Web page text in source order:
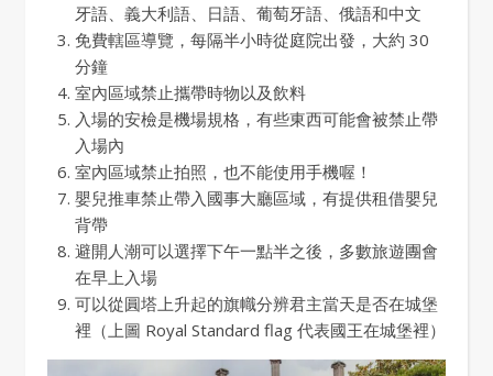
牙語、義大利語、日語、葡萄牙語、俄語和中文
免費轄區導覽，每隔半小時從庭院出發，大約 30
分鐘
室內區域禁止攜帶時物以及飲料
入場的安檢是機場規格，有些東西可能會被禁止帶
入場內
室內區域禁止拍照，也不能使用手機喔！
嬰兒推車禁止帶入國事大廳區域，有提供租借嬰兒
背帶
避開人潮可以選擇下午一點半之後，多數旅遊團會
在早上入場
可以從圓塔上升起的旗幟分辨君主當天是否在城堡
裡（上圖 Royal Standard flag 代表國王在城堡裡）